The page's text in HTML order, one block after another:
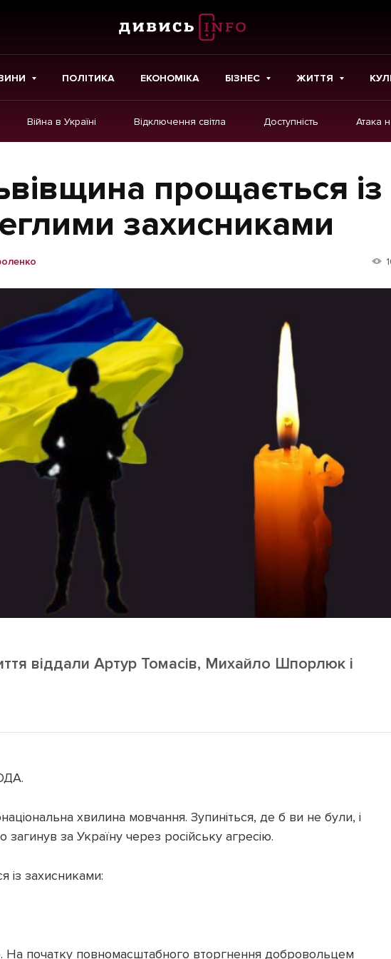
ПОЛІТИКА ЕКОНОМІКА БІЗНЕС ЖИТТЯ
Війна в Україні Відключення світла Доступність Атака
Картки
Репортаж
Лонгріди
[email protected]
Політика
прощається із
захисниками
віддали Артур Томасів, Михайло Шпорлюк і
хвилина мовчання. Зупиніться, де б ви не були, і
загинув за Україну через російську агресію.
із захисниками:
початку повномасштабного вторгнення добровольцем